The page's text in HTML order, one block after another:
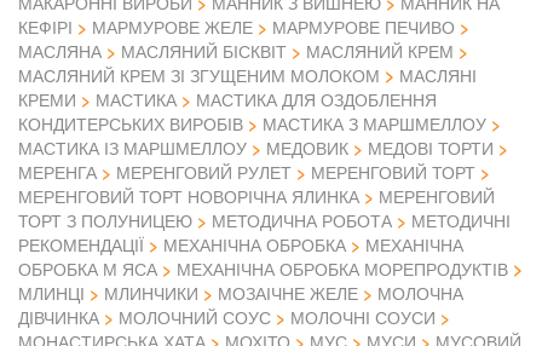
КЕФІРІ
МАРМУРОВЕ ЖЕЛЕ
МАРМУРОВЕ ПЕЧИВО
МАСЛЯНА
МАСЛЯНИЙ БІСКВІТ
МАСЛЯНИЙ КРЕМ
МАСЛЯНИЙ КРЕМ ЗІ ЗГУЩЕНИМ МОЛОКОМ
МАСЛЯНІ
КРЕМИ
МАСТИКА
МАСТИКА ДЛЯ ОЗДОБЛЕННЯ
КОНДИТЕРСЬКИХ ВИРОБІВ
МАСТИКА З МАРШМЕЛЛОУ
МАСТИКА ІЗ МАРШМЕЛЛОУ
МЕДОВИК
МЕДОВІ ТОРТИ
МЕРЕНГА
МЕРЕНГОВИЙ РУЛЕТ
МЕРЕНГОВИЙ ТОРТ
МЕРЕНГОВИЙ ТОРТ НОВОРІЧНА ЯЛИНКА
МЕРЕНГОВИЙ
ТОРТ З ПОЛУНИЦЕЮ
МЕТОДИЧНА РОБОТА
МЕТОДИЧНІ
РЕКОМЕНДАЦІЇ
МЕХАНІЧНА ОБРОБКА
МЕХАНІЧНА
ОБРОБКА М ЯСА
МЕХАНІЧНА ОБРОБКА МОРЕПРОДУКТІВ
МЛИНЦІ
МЛИНЧИКИ МОЗАІЧНЕ ЖЕЛЕ
МОЛОЧНА
ДІВЧИНКА
МОЛОЧНИЙ СОУС
МОЛОЧНІ СОУСИ